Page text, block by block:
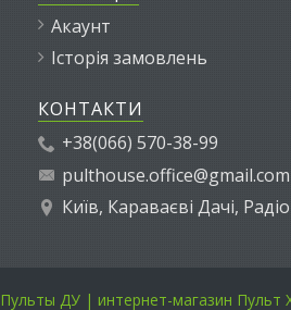
Акаунт
Історія замовлень
КОНТАКТИ
+38(066) 570-38-99
pulthouse.office@gmail.com
Київ, Караваєві Дачі,
Пульты ДУ | интернет-магазин Пульт